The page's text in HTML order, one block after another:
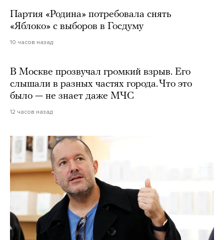
Партия «Родина» потребовала снять
«Яблоко» с выборов в Госдуму
10 часов назад
В Москве прозвучал громкий взрыв. Его
слышали в разных частях города. Что это
было — не знает даже МЧС
12 часов назад